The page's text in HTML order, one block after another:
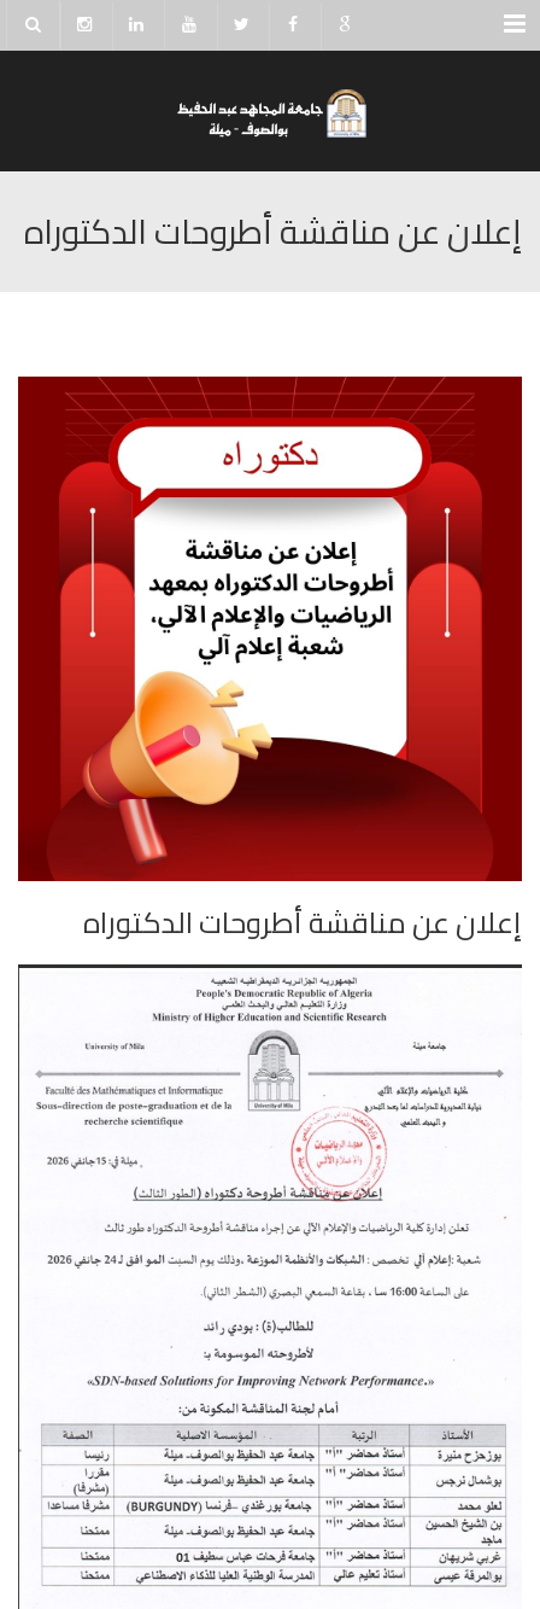
Menu
إعلان عن مناقشة أطروحات الدكتوراه
إعلان عن مناقشة أطروحات الدكتوراه